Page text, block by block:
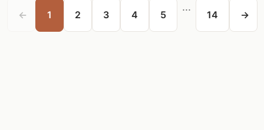
← 1 2 3 4 5
...
14 →